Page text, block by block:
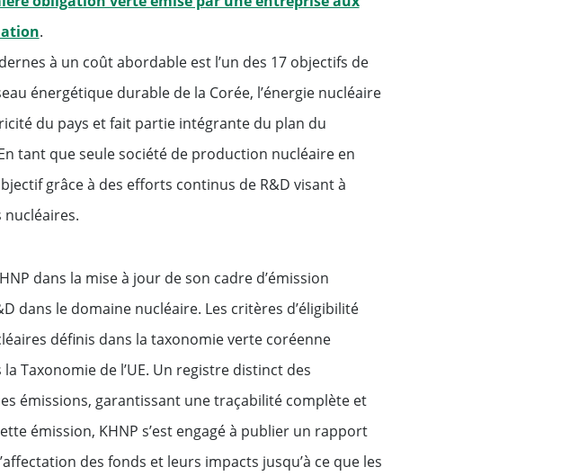
.
à un coût abordable est l’un des 17 objectifs de
énergétique durable de la Corée, l’énergie nucléaire
du pays et fait partie intégrante du plan du
tant que seule société de production nucléaire en
grâce à des efforts continus de R&D visant à
dans la mise à jour de son cadre d’émission
dans le domaine nucléaire. Les critères d’éligibilité
définis dans la taxonomie verte coréenne
Taxonomie de l’UE. Un registre distinct des
émissions, garantissant une traçabilité complète et
émission, KHNP s’est engagé à publier un rapport
des fonds et leurs impacts jusqu’à ce que les